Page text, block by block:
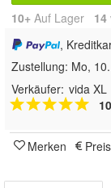
10+ Auf Lager 14
,
Zustellung: Mo,
Verkäufer: vida XL
Merken